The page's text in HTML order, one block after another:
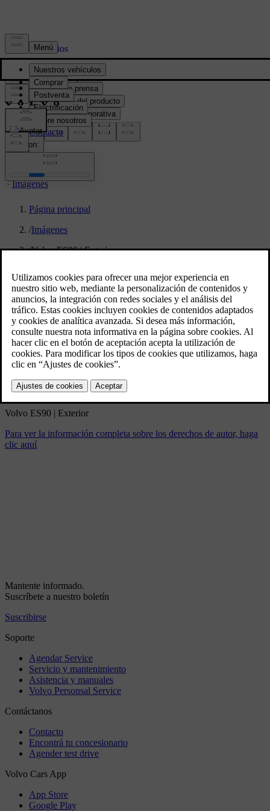
Prensa y Medios
Material de prensa
Información del producto
Información corporativa
Contacto de medios
location:
PY
Imágenes
Página principal
/Imágenes
/Volvo ES90 | Exterior
Volvo ES90 | Exterior
3/5/2025
Marcador
Compartir
Descargar
Volvo ES90 | Exterior
Para ver la información completa sobre los derechos de autor, haga
clic aquí